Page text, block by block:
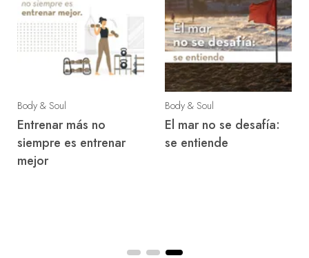
Body & Soul
Entrenar más no
siempre es entrenar
mejor
Body & Soul
El mar no se desafía:
se entiende